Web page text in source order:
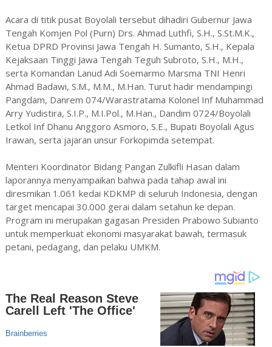
Acara di titik pusat Boyolali tersebut dihadiri Gubernur Jawa
Tengah Komjen Pol (Purn) Drs. Ahmad Luthfi, S.H., S.St.M.K.,
Ketua DPRD Provinsi Jawa Tengah H. Sumanto, S.H., Kepala
Kejaksaan Tinggi Jawa Tengah Teguh Subroto, S.H., M.H.,
serta Komandan Lanud Adi Soemarmo Marsma TNI Henri
Ahmad Badawi, S.M., M.M., M.Han. Turut hadir mendampingi
Pangdam, Danrem 074/Warastratama Kolonel Inf Muhammad
Arry Yudistira, S.I.P., M.I.Pol., M.Han., Dandim 0724/Boyolali
Letkol Inf Dhanu Anggoro Asmoro, S.E., Bupati Boyolali Agus
Irawan, serta jajaran unsur Forkopimda setempat.
Menteri Koordinator Bidang Pangan Zulkifli Hasan dalam
laporannya menyampaikan bahwa pada tahap awal ini
diresmikan 1.061 kedai KDKMP di seluruh Indonesia, dengan
target mencapai 30.000 gerai dalam setahun ke depan.
Program ini merupakan gagasan Presiden Prabowo Subianto
untuk memperkuat ekonomi masyarakat bawah, termasuk
petani, pedagang, dan pelaku UMKM.